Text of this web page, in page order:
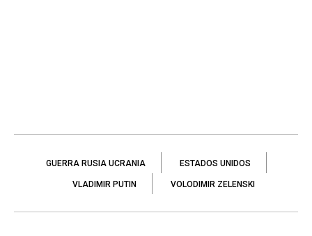
GUERRA RUSIA UCRANIA ESTADOS UNIDOS
VLADIMIR PUTIN VOLODIMIR ZELENSKI